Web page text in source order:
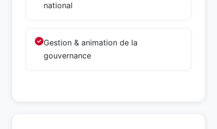
national
Gestion & animation de la
gouvernance